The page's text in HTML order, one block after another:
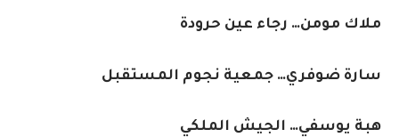
ملاك مومن… رجاء عين حرودة
سارة ضوفري… جمعية نجوم المستقبل
هبة يوسفي… الجيش الملكي